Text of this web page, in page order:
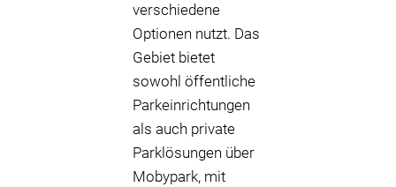
verschiedene
Optionen nutzt. Das
Gebiet bietet
sowohl öffentliche
Parkeinrichtungen
als auch private
Parklösungen über
Mobypark, mit